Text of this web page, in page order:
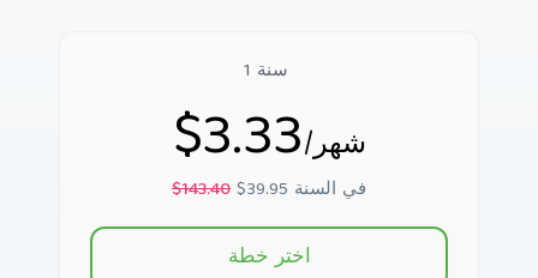
$3.33 /شهر
$143.40 $39.95 في السنة
اختر خطة